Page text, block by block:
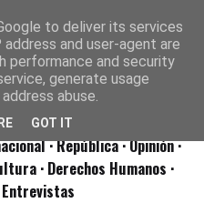
· República· Opinión·
· Derechos Humanos ·
Entrevistas
to deliver its services
and user-agent are
performance and security
generate usage
abuse.
GOT IT